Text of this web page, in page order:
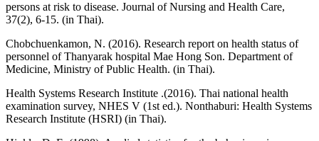
persons at risk to disease. Journal of Nursing and Health Care,
37(2), 6-15. (in Thai).
Chobchuenkamon, N. (2016). Research report on health status of
personnel of Thanyarak hospital Mae Hong Son. Department of
Medicine, Ministry of Public Health. (in Thai).
Health Systems Research Institute .(2016). Thai national health
examination survey, NHES V (1st ed.). Nonthaburi: Health Systems
Research Institute (HSRI) (in Thai).